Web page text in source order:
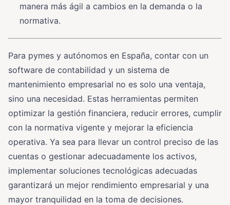
manera más ágil a cambios en la demanda o la
normativa.
Para pymes y autónomos en España, contar con un
software de contabilidad y un sistema de
mantenimiento empresarial no es solo una ventaja,
sino una necesidad. Estas herramientas permiten
optimizar la gestión financiera, reducir errores, cumplir
con la normativa vigente y mejorar la eficiencia
operativa. Ya sea para llevar un control preciso de las
cuentas o gestionar adecuadamente los activos,
implementar soluciones tecnológicas adecuadas
garantizará un mejor rendimiento empresarial y una
mayor tranquilidad en la toma de decisiones.